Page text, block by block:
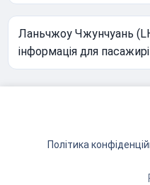
Ланьчжоу Чжунчуань
інформація для
Політика